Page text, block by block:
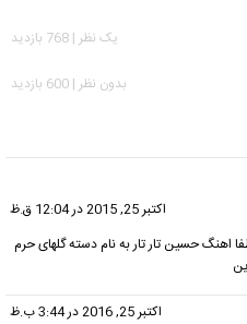
يک نظر | 768 بازدید
بدون نظر | 600 بازدید
اکتبر 25, 2015 در 12:04 ق.ظ
اهنگ حسین تار تار به نام دسته گلهای حرم
اکتبر 25, 2016 در 3:44 ب.ظ